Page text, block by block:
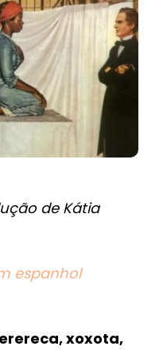
de Kátia
espanhol
xoxota,